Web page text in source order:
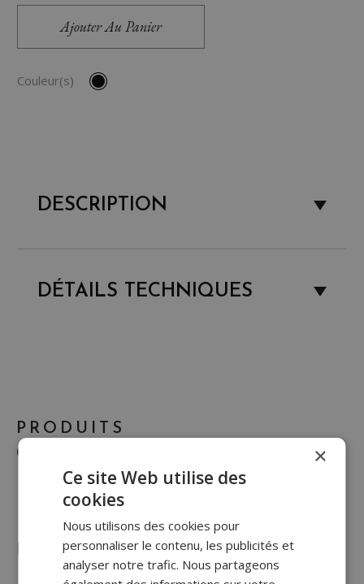
Ajouter Au Panier
Couleur(s)
DESCRIPTION
DÉTAILS TECHNIQUES
PRODUITS
COMPLÉMENTAIRES
PRODUITS SIMILAIRES
×
Ce site Web utilise des
cookies
Nous utilisons des cookies pour
personnaliser le contenu, les publicités et
analyser notre trafic. Nous partageons